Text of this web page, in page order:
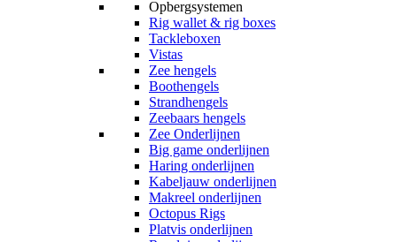
Opbergsystemen
Rig wallet & rig boxes
Tackleboxen
Vistas
Zee hengels
Boothengels
Strandhengels
Zeebaars hengels
Zee Onderlijnen
Big game onderlijnen
Haring onderlijnen
Kabeljauw onderlijnen
Makreel onderlijnen
Octopus Rigs
Platvis onderlijnen